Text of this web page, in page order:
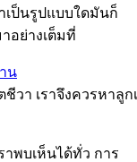
เป็นรูปแบบใดมันก็
อย่างเต็มที่
า เราจึงควรหาลูก
าพบเห็นได้ทั่ว การ